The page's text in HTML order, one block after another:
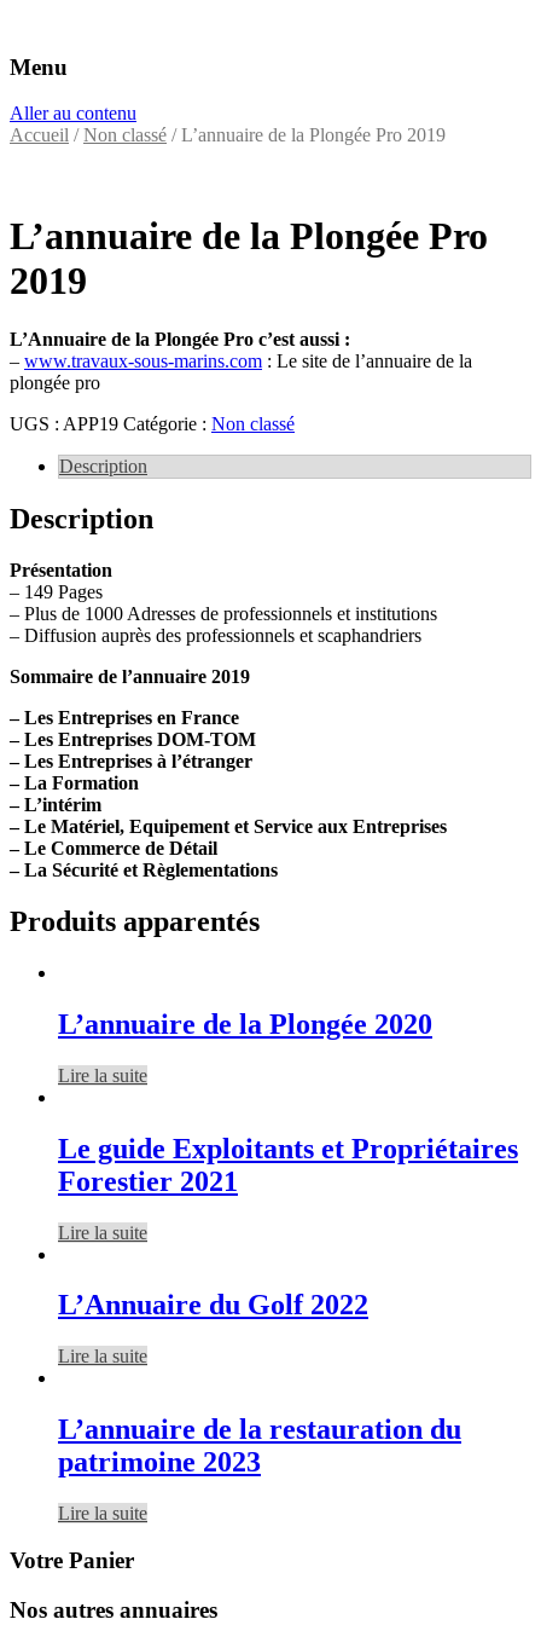
VAC Editions
Éditeurs d'annuaires professionnels
Menu
Aller au contenu
Accueil /Non classé / L’annuaire de la Plongée Pro 2019
L’annuaire de la Plongée Pro
2019
L’Annuaire de la Plongée Pro c’est aussi :
– www.travaux-sous-marins.com : Le site de l’annuaire de la
plongée pro
UGS : APP19 Catégorie : Non classé
Description
Description
Présentation
– 149 Pages
– Plus de 1000 Adresses de professionnels et institutions
– Diffusion auprès des professionnels et scaphandriers
Sommaire de l’annuaire 2019
– Les Entreprises en France
– Les Entreprises DOM-TOM
– Les Entreprises à l’étranger
– La Formation
– L’intérim
– Le Matériel, Equipement et Service aux Entreprises
– Le Commerce de Détail
– La Sécurité et Règlementations
Produits apparentés
L’annuaire de la Plongée 2020
Lire la suite
Le guide Exploitants et Propriétaires
Forestier 2021
Lire la suite
L’Annuaire du Golf 2022
Lire la suite
L’annuaire de la restauration du
patrimoine 2023
Lire la suite
Votre Panier
Nos autres annuaires